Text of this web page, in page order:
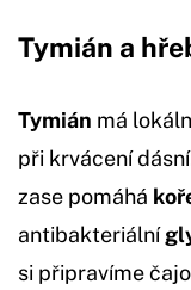
Tymián a
Tymián má
při krvácení
zase pomáhá
antibakteriální
si připravíme